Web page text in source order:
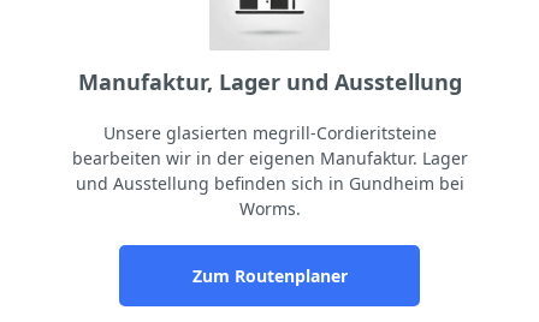
Manufaktur, Lager und Ausstellung
Unsere glasierten megrill-Cordieritsteine
bearbeiten wir in der eigenen Manufaktur. Lager
und Ausstellung befinden sich in Gundheim bei
Worms.
Zum Routenplaner